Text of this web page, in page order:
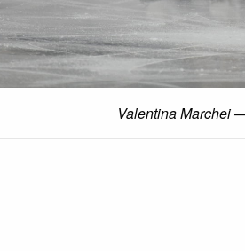
Valentina Marchei